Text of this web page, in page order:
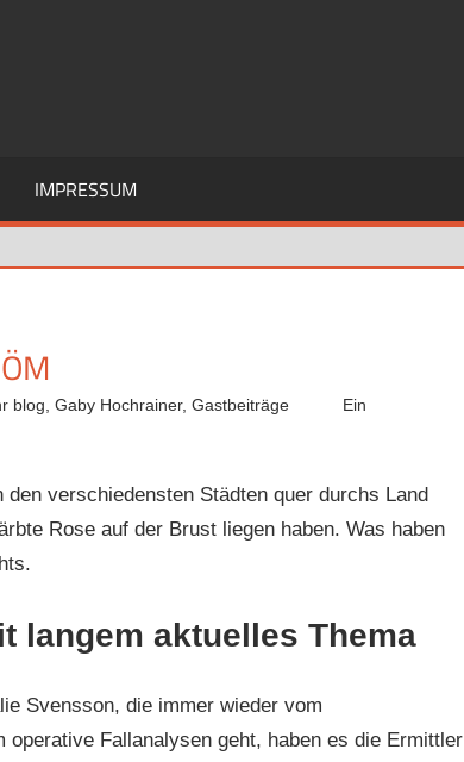
IMPRESSUM
blog ,Gaby Hochrainer,Gastbeiträge
Ein
verschiedensten Städten quer durchs Land
Rose auf der Brust liegen haben. Was haben
langem aktuelles Thema
Svensson, die immer wieder vom
Fallanalysen geht, haben es die Ermittler